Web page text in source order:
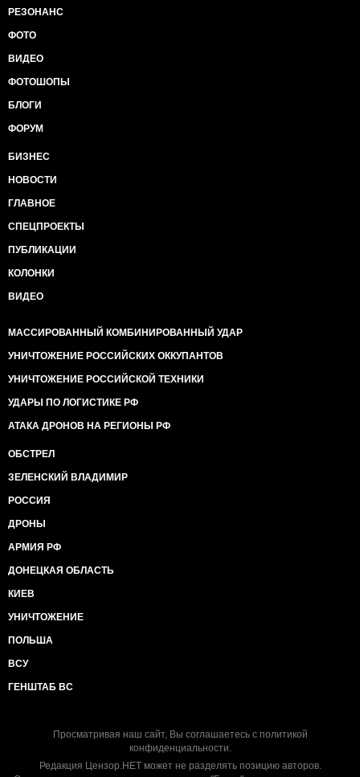
РЕЗОНАНС
ФОТО
ВИДЕО
ФОТОШОПЫ
БЛОГИ
ФОРУМ
БИЗНЕС
НОВОСТИ
ГЛАВНОЕ
СПЕЦПРОЕКТЫ
ПУБЛИКАЦИИ
КОЛОНКИ
ВИДЕО
МАССИРОВАННЫЙ КОМБИНИРОВАННЫЙ УДАР
УНИЧТОЖЕНИЕ РОССИЙСКИХ ОККУПАНТОВ
УНИЧТОЖЕНИЕ РОССИЙСКОЙ ТЕХНИКИ
УДАРЫ ПО ЛОГИСТИКЕ РФ
АТАКА ДРОНОВ НА РЕГИОНЫ РФ
ОБСТРЕЛ
ЗЕЛЕНСКИЙ ВЛАДИМИР
РОССИЯ
ДРОНЫ
АРМИЯ РФ
ДОНЕЦКАЯ ОБЛАСТЬ
КИЕВ
УНИЧТОЖЕНИЕ
ПОЛЬША
ВСУ
ГЕНШТАБ ВС
Просматривая наш сайт, Вы соглашаетесь с политикой
конфиденциальности.
Редакция Цензор.НЕТ может не разделять позицию авторов.